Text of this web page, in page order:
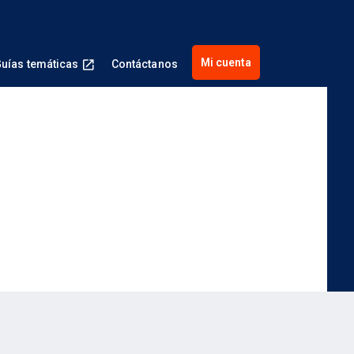
temáticas Contáctanos Mi cuenta